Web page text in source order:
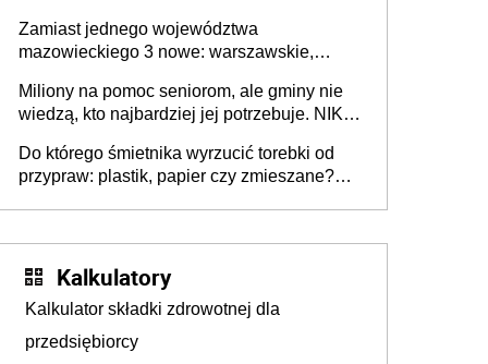
Zamiast jednego województwa
mazowieckiego 3 nowe: warszawskie,
Europie nie ma tak dużych jednostek
stołecznych
Miliony na pomoc seniorom, ale gminy nie
wiedzą, kto najbardziej jej potrzebuje. NIK
Do którego śmietnika wyrzucić torebki od
przypraw: plastik, papier czy zmieszane?
Kalkulatory
Kalkulator składki zdrowotnej dla
przedsiębiorcy